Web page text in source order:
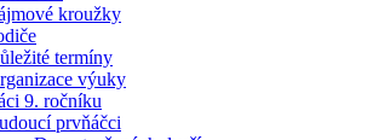
kroužky
termíny
výuky
9. ročníku
prvňáčci